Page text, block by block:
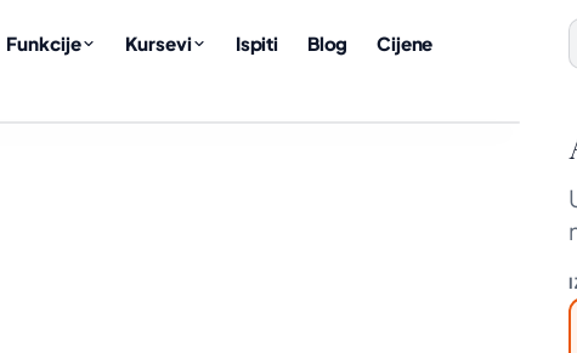
Funkcije Kursevi Ispiti Blog Cijene